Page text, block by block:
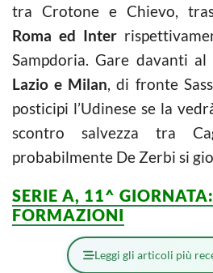
tra Crotone e Chievo,
Roma ed Inter
Sampdoria. Gare davanti
Lazio e Milan, di fronte
posticipi l’Udinese se la
scontro salvezza tra
probabilmente De Zerbi si
SERIE A, 11^
FORMAZIONI
Leggi gli articoli più